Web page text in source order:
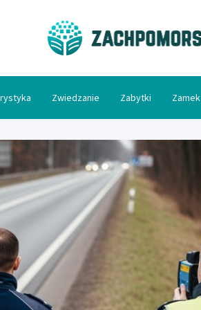
Zwiedzanie Zabytki Zamek